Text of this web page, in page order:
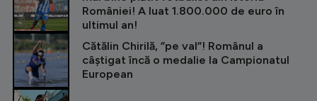
României! A luat 1.800.000 de euro în
ultimul an!
Cătălin Chirilă, ”pe val”! Românul a
câștigat încă o medalie la Campionatul
European